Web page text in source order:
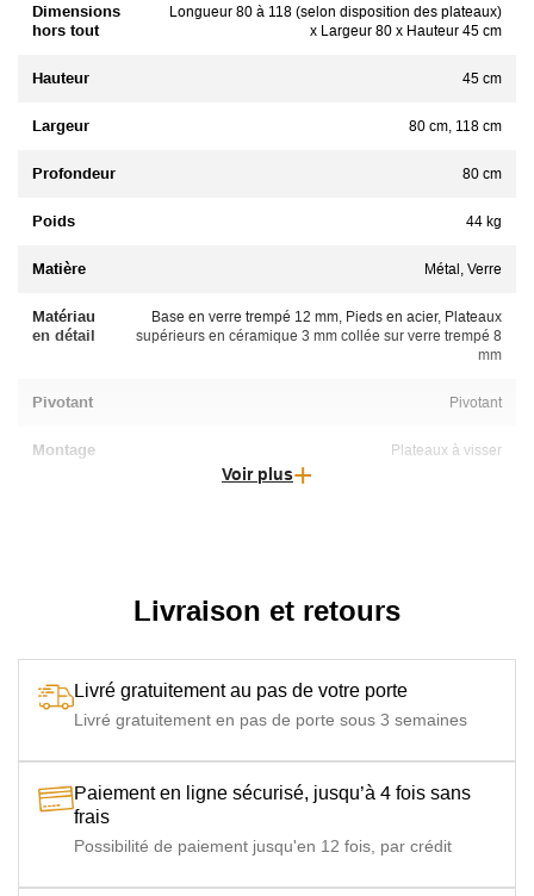
Dimensions
hors tout
Longueur 80 à 118 (selon disposition des plateaux)
x Largeur 80 x Hauteur 45 cm
Hauteur 45 cm
Largeur 80 cm, 118 cm
Profondeur 80 cm
Poids 44 kg
Matière Métal, Verre
Matériau
en détail
Base en verre trempé 12 mm, Pieds en acier, Plateaux
supérieurs en céramique 3 mm collée sur verre trempé 8
mm
Pivotant Pivotant
Montage Plateaux à visser
Voir plus
Livraison et retours
Livré gratuitement au pas de votre porte
Livré gratuitement en pas de porte sous 3 semaines
Paiement en ligne sécurisé, jusqu’à 4 fois sans
frais
Possibilité de paiement jusqu'en 12 fois, par crédit